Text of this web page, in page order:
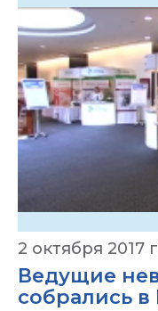
2 октября 2017
Ведущие
собрались